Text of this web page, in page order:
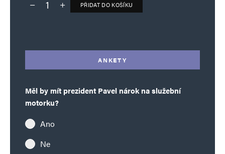
Deník TO – verze bez reklam množství
PŘIDAT DO KOŠÍKU
ANKETY
Měl by mít prezident Pavel nárok na služební
motorku?
Ano
Ne